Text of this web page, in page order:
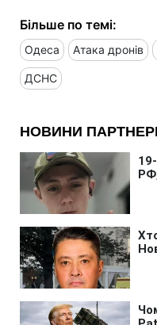
Більше по темі:
Одеса Атака дронів
ДСНС